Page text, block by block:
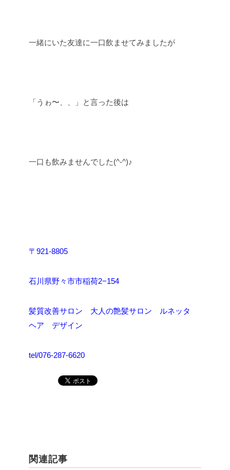
一緒にいた友達に一口飲ませてみましたが
「うゎ〜、、」と言った後は
一口も飲みませんでした(^-^)♪
〒921-8805
石川県野々市市稲荷2−154
髪質改善サロン 大人の艶髪サロン ルネッタ
ヘア デザイン
tel/076-287-6620
関連記事